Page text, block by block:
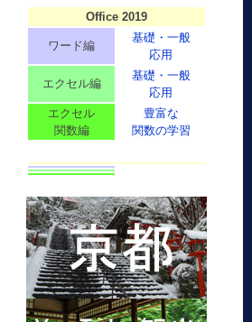
Office 2019
ワード編
基礎・一般
応用
エクセル編
基礎・一般
応用
エクセル
関数編
豊富な
関数の学習